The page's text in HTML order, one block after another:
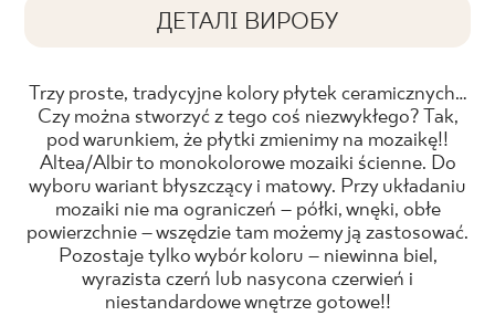
ДЕТАЛІ ВИРОБУ
Trzy proste, tradycyjne kolory płytek ceramicznych…
Czy można stworzyć z tego coś niezwykłego? Tak,
pod warunkiem, że płytki zmienimy na mozaikę!!
Altea/Albir to monokolorowe mozaiki ścienne. Do
wyboru wariant błyszczący i matowy. Przy układaniu
mozaiki nie ma ograniczeń – półki, wnęki, obłe
powierzchnie – wszędzie tam możemy ją zastosować.
Pozostaje tylko wybór koloru – niewinna biel,
wyrazista czerń lub nasycona czerwień i
niestandardowe wnętrze gotowe!!